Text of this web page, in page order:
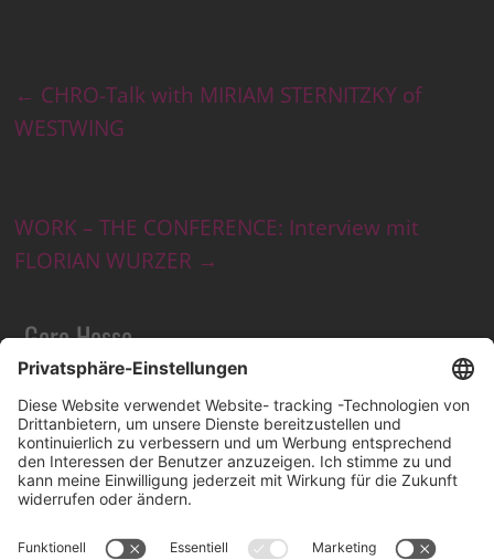
← CHRO-Talk with MIRIAM STERNITZKY of
WESTWING
WORK – THE CONFERENCE: Interview mit
FLORIAN WURZER →
Gero Hesse
Ich bin Gero Hesse, Macher, Berater und
Blogger in den Themenfeldern Employer
Branding, Personalmarketing, Recruiting,
Social Media und New Work.Mehr Infos über
Gero Hesse.